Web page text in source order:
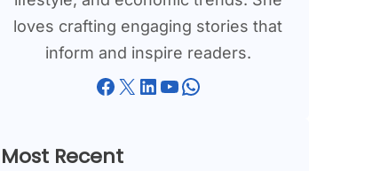
loves crafting engaging stories that
inform and inspire readers.
Facebook X LinkedIn YouTube WhatsApp
Most Recent